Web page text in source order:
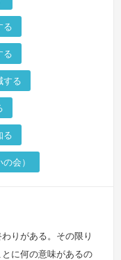
る
る
する
る
会）
りがある。その限り
に何の意味があるの